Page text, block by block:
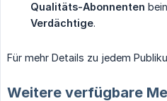
Qualitäts-Abonnenten
Verdächtige.
Für mehr Details zu jedem
Weitere verfügbare